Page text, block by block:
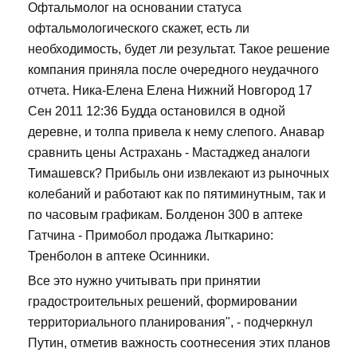
Офтальмолог на основании статуса
офтальмологического скажет, есть ли
необходимость, будет ли результат. Такое решение
компания приняла после очередного неудачного
отчета. Ника-Елена Елена Нижний Новгород 17
Сен 2011 12:36 Будда остановился в одной
деревне, и толпа привела к нему слепого. Анавар
сравнить цены Астрахань - Мастаджед аналоги
Тимашевск? Прибыль они извлекают из рыночных
колебаний и работают как по пятиминутным, так и
по часовым графикам. Болденон 300 в аптеке
Гатчина - Примобол продажа Лыткарино:
Тренболон в аптеке Осинники.
Все это нужно учитывать при принятии
градостроительных решений, формировании
территориального планирования", - подчеркнул
Путин, отметив важность соотнесения этих планов